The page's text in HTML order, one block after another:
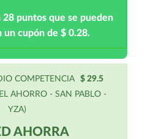
28 puntos que se pueden
cupón de $ 0.28.
COMPETENCIA
$ 29.5
AHORRO - SAN PABLO -
YZA)
AHORRA